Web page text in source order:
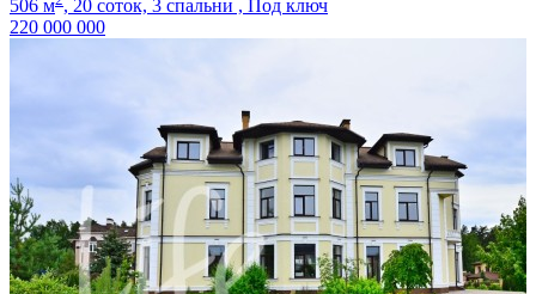
506 м , 20 соток, 3 спальни , Под ключ
220 000 000